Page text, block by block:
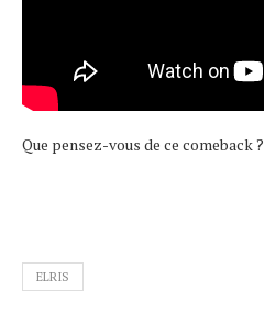
Que pensez-vous de ce comeback ?
ELRIS